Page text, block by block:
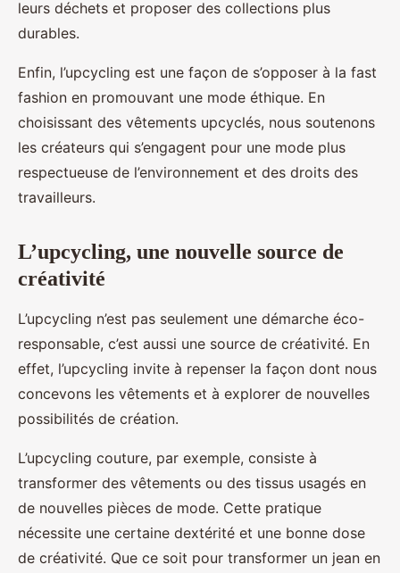
leurs déchets et proposer des collections plus
durables.
Enfin, l’upcycling est une façon de s’opposer à la fast
fashion en promouvant une mode éthique. En
choisissant des vêtements upcyclés, nous soutenons
les créateurs qui s’engagent pour une mode plus
respectueuse de l’environnement et des droits des
travailleurs.
L’upcycling, une nouvelle source de
créativité
L’upcycling n’est pas seulement une démarche éco-
responsable, c’est aussi une source de créativité. En
effet, l’upcycling invite à repenser la façon dont nous
concevons les vêtements et à explorer de nouvelles
possibilités de création.
L’upcycling couture, par exemple, consiste à
transformer des vêtements ou des tissus usagés en
de nouvelles pièces de mode. Cette pratique
nécessite une certaine dextérité et une bonne dose
de créativité. Que ce soit pour transformer un jean en